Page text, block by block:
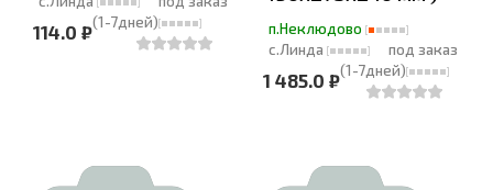
(1-7дней)
114.0 ₽
п.Неклюдово
с.Линда
под заказ
(1-7дней)
1 485.0 ₽